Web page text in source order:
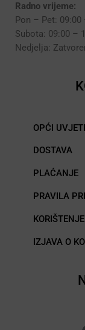
Radno vrijeme:
Pon – Pet: 09:00
Subota: 09:00 –
Nedjelja:
OPĆI UVJETI
DOSTAVA
PLAĆANJE
PRAVILA
IZJAVA O